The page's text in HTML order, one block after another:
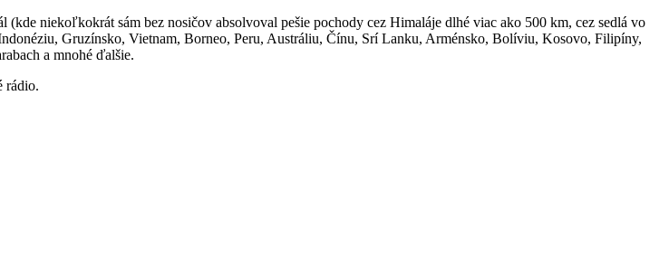
niekoľkokrát sám bez nosičov absolvoval pešie pochody cez Himaláje dlhé viac ako 500 km, cez sedlá vo
Gruzínsko, Vietnam, Borneo, Peru, Austráliu, Čínu, Srí Lanku, Arménsko, Bolíviu, Kosovo, Filipíny,
a mnohé ďalšie.
rádio.